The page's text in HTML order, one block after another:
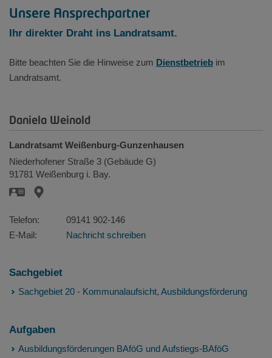
Unsere Ansprechpartner
Ihr direkter Draht ins Landratsamt.
Bitte beachten Sie die Hinweise zum Dienstbetrieb im
Landratsamt.
Daniela Weinold
Landratsamt Weißenburg-Gunzenhausen
Niederhofener Straße 3 (Gebäude G)
91781 Weißenburg i. Bay.
Telefon:
09141 902-146
E-Mail:
Nachricht schreiben
Sachgebiet
Sachgebiet 20 - Kommunalaufsicht, Ausbildungsförderung
Aufgaben
Ausbildungsförderungen BAföG und Aufstiegs-BAföG